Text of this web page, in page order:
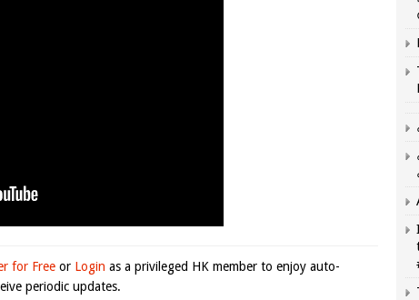
for Free or Login as a privileged HK member to enjoy auto-
periodic updates.